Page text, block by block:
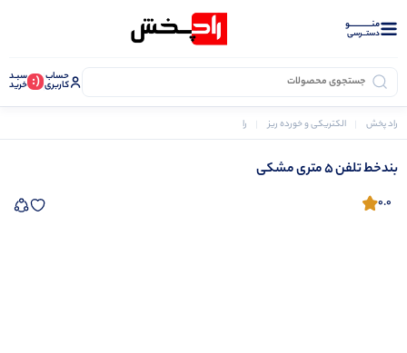
منــــــــــــو
دستــرسی
حساب
کاربری (: سبـد
خرید
راد پخش الکتریکی و خورده ریز رابط و ملزومات تلفن
بندخط تلفن 5 متری مشکی
0.0